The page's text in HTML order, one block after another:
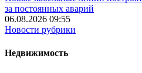
за постоянных аварий
06.08.2026 09:55
Новости рубрики
Недвижимость